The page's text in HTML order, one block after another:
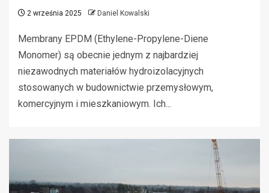
2 września 2025 Daniel Kowalski
Membrany EPDM (Ethylene-Propylene-Diene
Monomer) są obecnie jednym z najbardziej
niezawodnych materiałów hydroizolacyjnych
stosowanych w budownictwie przemysłowym,
komercyjnym i mieszkaniowym. Ich...